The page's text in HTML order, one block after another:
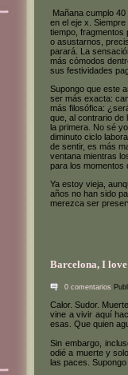
Mañana cumplo
en el eje x.
tiempo, fragmentos
o asustarnos,
parará. La
más cómodos
sus festividades
Supongo que este
ser más exacta:
más filosófica:
que, al contrario
la primera. No sé
diminuto ciclo
de sentir, es más
ventana mientras
para los momentos
Ya estoy vieja,
años no han sido
merezca ser
Barcelona, I
0 comentarios
Calor. Sudor.
vine a vivir aquí
esas. Que quien
Sin embargo,
odié a muerte y
las paces.